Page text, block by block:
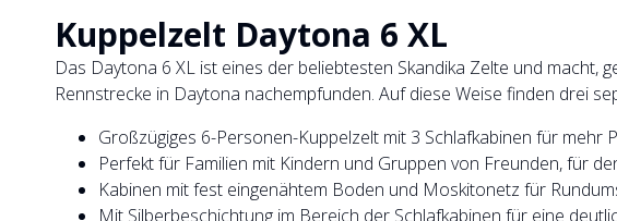
Kuppelzelt Daytona 6 XL
Das Daytona 6 XL ist eines der beliebtesten Skandika Zelte und
Rennstrecke in Daytona nachempfunden. Auf diese Weise finden drei
Großzügiges 6-Personen-Kuppelzelt mit 3 Schlafkabinen für mehr
Perfekt für Familien mit Kindern und Gruppen von Freunden, für
Kabinen mit fest eingenähtem Boden und Moskitonetz für
Mit Silberbeschichtung im Bereich der Schlafkabinen für eine